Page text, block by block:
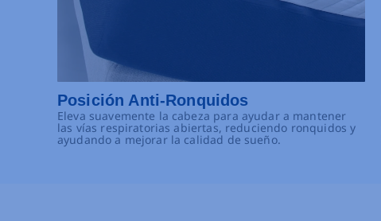
Posición Anti-Ronquidos
Eleva suavemente la cabeza para ayudar a mantener
las vías respiratorias abiertas, reduciendo ronquidos y
ayudando a mejorar la calidad de sueño.